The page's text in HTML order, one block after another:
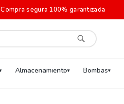
Compra segura 100% garantizada
Almacenamiento Bombas